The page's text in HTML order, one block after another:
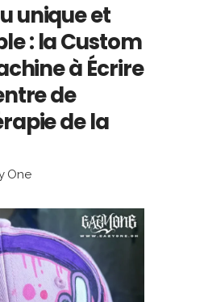
unique et
: la Custom
à Écrire
de
de la
One